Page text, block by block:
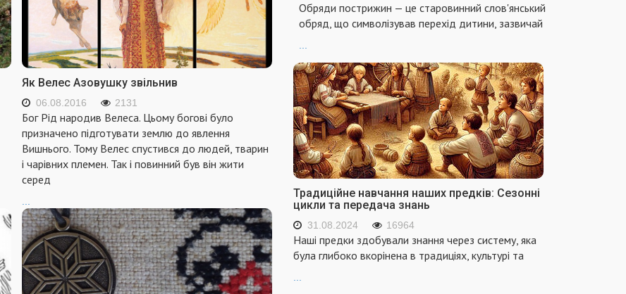
Як Велес Азовушку звільнив
06.08.2016 2131
Бог Рід народив Велеса. Цьому богові було
призначено підготувати зем­лю до явлення
Вишнього. Тому Велес спустився до людей, тварин
і чарів­них племен. Так і повинний був він жити
серед
Обряди пострижин — це старовинний слов'янський
обряд, що символізував перехід дитини, зазвичай
...
Традиційне навчання наших предків: Сезонні
цикли та передача знань
31.08.2024 16964
Наші предки здобували знання через систему, яка
була глибоко вкорінена в традиціях, культурі та
...